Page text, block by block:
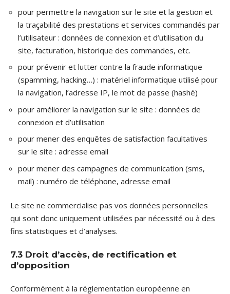
pour permettre la navigation sur le site et la gestion et
la traçabilité des prestations et services commandés par
l’utilisateur : données de connexion et d’utilisation du
site, facturation, historique des commandes, etc.
pour prévenir et lutter contre la fraude informatique
(spamming, hacking…) : matériel informatique utilisé pour
la navigation, l’adresse IP, le mot de passe (hashé)
pour améliorer la navigation sur le site : données de
connexion et d’utilisation
pour mener des enquêtes de satisfaction facultatives
sur le site : adresse email
pour mener des campagnes de communication (sms,
mail) : numéro de téléphone, adresse email
Le site ne commercialise pas vos données personnelles
qui sont donc uniquement utilisées par nécessité ou à des
fins statistiques et d’analyses.
7.3 Droit d’accès, de rectification et
d’opposition
Conformément à la réglementation européenne en